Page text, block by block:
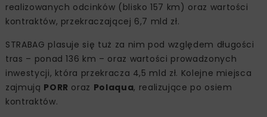
realizowanych odcinków (blisko 157 km) oraz wartości
kontraktów, przekraczającej 6,7 mld zł.
STRABAG plasuje się tuż za nim pod względem długości
tras – ponad 136 km – oraz wartości prowadzonych
inwestycji, która przekracza 4,5 mld zł. Kolejne miejsca
zajmują PORR oraz Polaqua, realizujące po osiem
kontraktów.